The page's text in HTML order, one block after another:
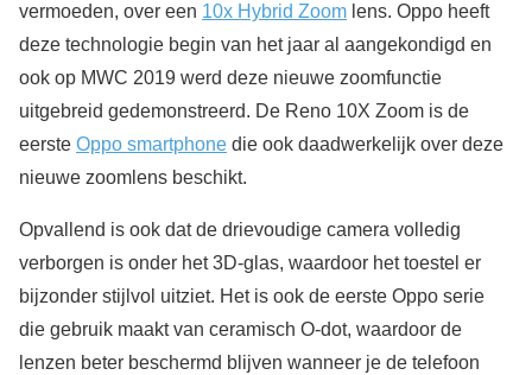
vermoeden, over een 10x Hybrid Zoom lens. Oppo heeft
deze technologie begin van het jaar al aangekondigd en
ook op MWC 2019 werd deze nieuwe zoomfunctie
uitgebreid gedemonstreerd. De Reno 10X Zoom is de
eerste Oppo smartphone die ook daadwerkelijk over deze
nieuwe zoomlens beschikt.
Opvallend is ook dat de drievoudige camera volledig
verborgen is onder het 3D-glas, waardoor het toestel er
bijzonder stijlvol uitziet. Het is ook de eerste Oppo serie
die gebruik maakt van ceramisch O-dot, waardoor de
lenzen beter beschermd blijven wanneer je de telefoon